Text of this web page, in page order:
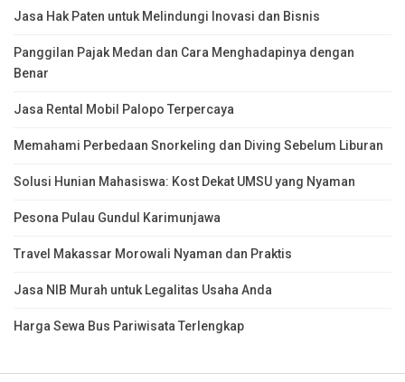
Jasa Hak Paten untuk Melindungi Inovasi dan Bisnis
Panggilan Pajak Medan dan Cara Menghadapinya dengan
Benar
Jasa Rental Mobil Palopo Terpercaya
Memahami Perbedaan Snorkeling dan Diving Sebelum Liburan
Solusi Hunian Mahasiswa: Kost Dekat UMSU yang Nyaman
Pesona Pulau Gundul Karimunjawa
Travel Makassar Morowali Nyaman dan Praktis
Jasa NIB Murah untuk Legalitas Usaha Anda
Harga Sewa Bus Pariwisata Terlengkap